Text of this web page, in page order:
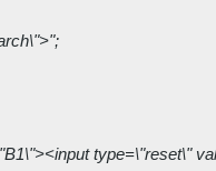
type=\"reset\"